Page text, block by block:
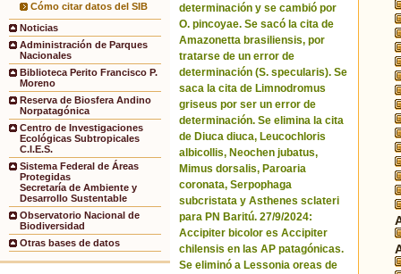
Cómo citar datos del SIB
Noticias
Administración de Parques
Nacionales
Biblioteca Perito Francisco P.
Moreno
Reserva de Biosfera Andino
Norpatagónica
Centro de Investigaciones
Ecológicas Subtropicales
C.I.E.S.
Sistema Federal de Áreas
Protegidas
Secretaría de Ambiente y
Desarrollo Sustentable
Observatorio Nacional de
Biodiversidad
Otras bases de datos
determinación y se cambió por
O. pincoyae. Se sacó la cita de
Amazonetta brasiliensis, por
tratarse de un error de
determinación (S. specularis). Se
saca la cita de Limnodromus
griseus por ser un error de
determinación. Se elimina la cita
de Diuca diuca, Leucochloris
albicollis, Neochen jubatus,
Mimus dorsalis, Paroaria
coronata, Serpophaga
subcristata y Asthenes sclateri
para PN Baritú. 27/9/2024:
Accipiter bicolor es Accipiter
chilensis en las AP patagónicas.
Se eliminó a Lessonia oreas de